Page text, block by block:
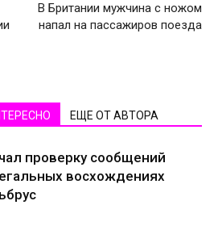
В Британии мужчина с ножом
напал на пассажиров поезда
ЕЩЕ ОТ АВТОРА
проверку сообщений
восхождениях